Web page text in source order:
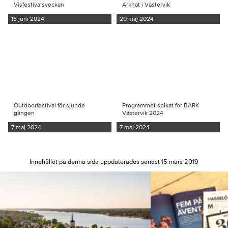
Visfestivalsveckan
18 juni 2024
Arknat i Västervik
20 maj 2024
Outdoorfestival för sjunde
gången
7 maj 2024
Programmet spikat för BARK
Västervik 2024
7 maj 2024
Innehållet på denna sida uppdaterades senast 15 mars 2019